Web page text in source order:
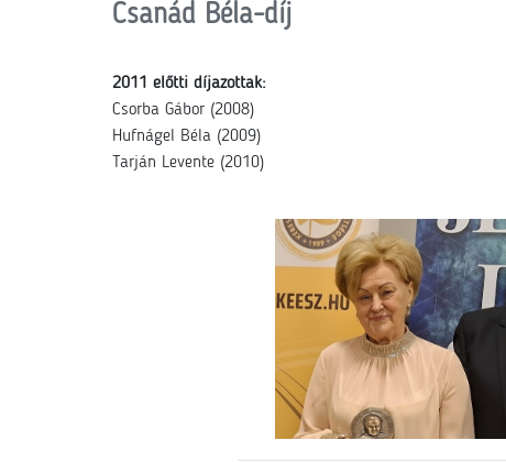
Csanád Béla-díj
2011 előtti díjazottak:
Csorba Gábor (2008)
Hufnágel Béla (2009)
Tarján Levente (2010)